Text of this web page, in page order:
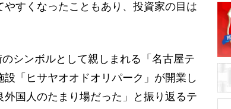
すくなったこともあり、投資家の目は
シンボルとして親しまれる「名古屋テ
「ヒサヤオオドオリパーク」が開業し
国人のたまり場だった」と振り返るテ